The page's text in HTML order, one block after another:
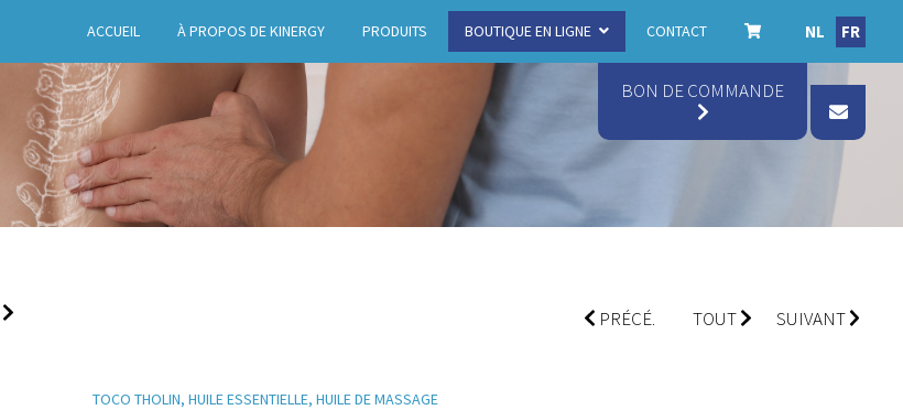
ACCUEIL À PROPOS DE KINERGY PRODUITS BOUTIQUE EN LIGNE CONTACT NL FR
BON DE COMMANDE
PRÉCÉ. TOUT SUIVANT
TOCO THOLIN, HUILE ESSENTIELLE, HUILE DE MASSAGE